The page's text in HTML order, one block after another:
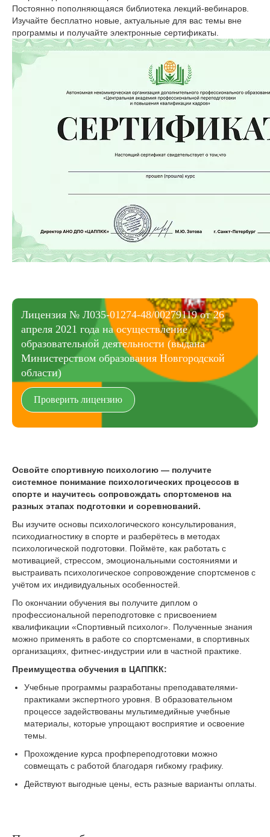
Постоянно пополняющаяся библиотека лекций-вебинаров.
Изучайте бесплатно новые, актуальные для вас темы вне
программы и получайте электронные сертификаты.
Лицензия № Л035-01274-48/00279119 от 26
апреля 2021 года на осуществление
образовательной деятельности (выдана
Министерством образования Новгородской
области)
Проверить лицензию
Освойте спортивную психологию — получите
системное понимание психологических процессов в
спорте и научитесь сопровождать спортсменов на
разных этапах подготовки и соревнований.
Вы изучите основы психологического консультирования,
психодиагностику в спорте и разберётесь в методах
психологической подготовки. Поймёте, как работать с
мотивацией, стрессом, эмоциональными состояниями и
выстраивать психологическое сопровождение спортсменов с
учётом их индивидуальных особенностей.
По окончании обучения вы получите диплом о
профессиональной переподготовке с присвоением
квалификации «Спортивный психолог». Полученные знания
можно применять в работе со спортсменами, в спортивных
организациях, фитнес-индустрии или в частной практике.
Преимущества обучения в ЦАППКК:
Учебные программы разработаны преподавателями-
практиками экспертного уровня. В образовательном
процессе задействованы мультимедийные учебные
материалы, которые упрощают восприятие и освоение
темы.
Прохождение курса профпереподготовки можно
совмещать с работой благодаря гибкому графику.
Действуют выгодные цены, есть разные варианты оплаты.